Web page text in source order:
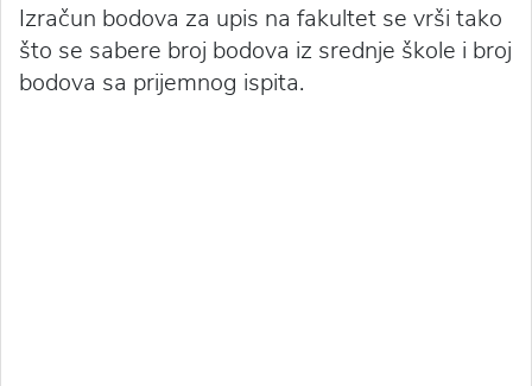
Izračun bodova za upis na fakultet se vrši tako
što se sabere broj bodova iz srednje škole i broj
bodova sa prijemnog ispita.